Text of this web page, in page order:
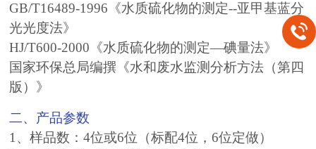
GB/T16489-1996《水质硫化物的测定--亚甲基蓝分
光光度法》
HJ/T600-2000《水质硫化物的测定—碘量法》
国家环保总局编撰《水和废水监测分析方法（第四
版）》
二、产品参数
1、样品数：4位或6位（标配4位，6位定做）